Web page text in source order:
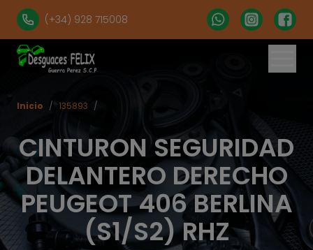
(+34) 928 715008
CINTURON SEGURIDAD
DELANTERO DERECHO
PEUGEOT 406 BERLINA
(S1/S2) RHZ
Inicio / 135893 /